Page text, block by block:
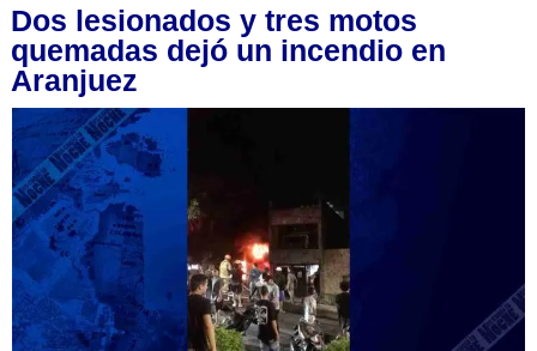
Dos lesionados y tres motos
quemadas dejó un incendio en
Aranjuez